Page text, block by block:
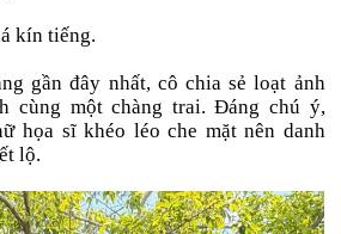
kín tiếng.
gần đây nhất, cô chia sẻ loạt ảnh
cùng một chàng trai. Đáng chú ý,
họa sĩ khéo léo che mặt nên danh
lộ.